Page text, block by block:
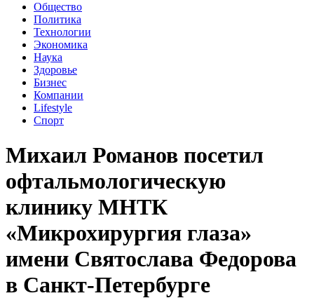
Общество
Политика
Технологии
Экономика
Наука
Здоровье
Бизнес
Компании
Lifestyle
Спорт
Михаил Романов посетил
офтальмологическую
клинику МНТК
«Микрохирургия глаза»
имени Святослава Федорова
в Санкт-Петербурге